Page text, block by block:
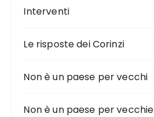
Interventi
Le risposte dei Corinzi
Non è un paese per vecchi
Non è un paese per vecchie